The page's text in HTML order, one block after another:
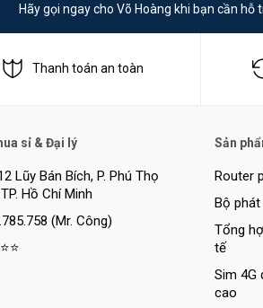
Hãy gọi ngay cho Võ Hoàng khi bạn cần hỗ
Thanh toán an toàn
sỉ & Đại lý
Lũy Bán Bích, P. Phú Thọ
Hồ Chí Minh
(Mr. Công)
Sản
Router
Bộ
Tổng
tế
Sim 4G
cao